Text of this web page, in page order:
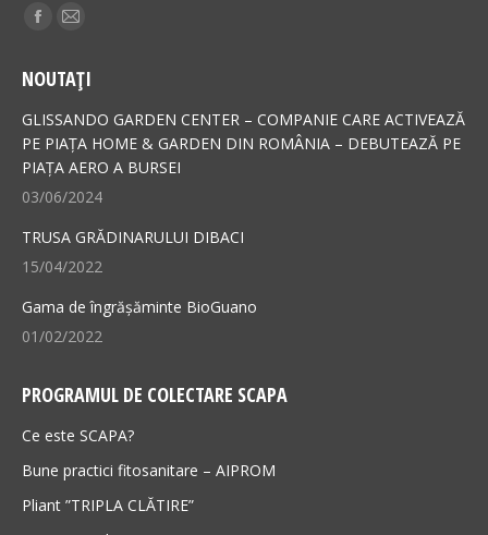
Find us on:
Facebook
opens
in
new
window
Mail
opens
in
new
window
NOUTAȚI
GLISSANDO GARDEN CENTER – COMPANIE CARE ACTIVEAZĂ
PE PIAȚA HOME & GARDEN DIN ROMÂNIA – DEBUTEAZĂ PE
PIAȚA AERO A BURSEI
03/06/2024
TRUSA GRĂDINARULUI DIBACI
15/04/2022
Gama de îngrășăminte BioGuano
01/02/2022
PROGRAMUL DE COLECTARE SCAPA
Ce este SCAPA?
Bune practici fitosanitare – AIPROM
Pliant ”TRIPLA CLĂTIRE”